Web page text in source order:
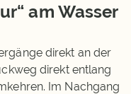
am Wasser
direkt an der
direkt entlang
Im Nachgang